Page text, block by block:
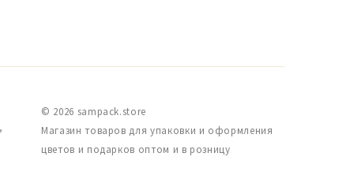
© 2026 sampack.store
Магазин товаров для упаковки и оформления
цветов и подарков оптом и в розницу